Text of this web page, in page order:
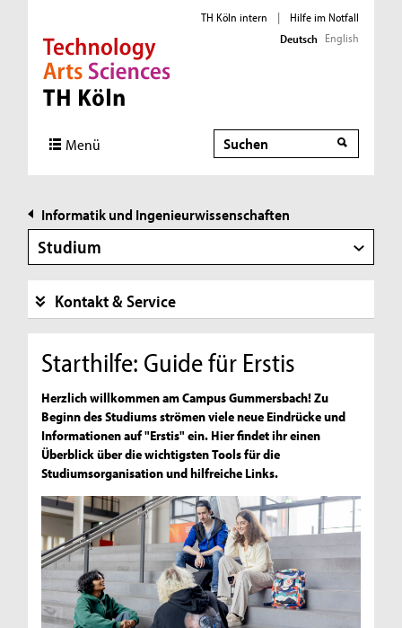
Direkt zur Hauptnavigation
Direkt zur Subnavigation
Direkt zum Inhalt
Direkt zum Fußbereich
TH Köln intern |
Hilfe im Notfall
Deutsch English
Menü Suche
Suche
Informatik und Ingenieurwissenschaften
Studium
Kontakt & Service
Starthilfe: Guide für Erstis
Herzlich willkommen am Campus Gummersbach! Zu
Beginn des Studiums strömen viele neue Eindrücke und
Informationen auf "Erstis" ein. Hier findet ihr einen
Überblick über die wichtigsten Tools für die
Studiumsorganisation und hilfreiche Links.